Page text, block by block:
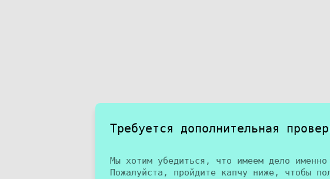
Требуется дополнительная
Мы хотим убедиться, что имеем дело
Пожалуйста, пройдите капчу ниже, чтобы